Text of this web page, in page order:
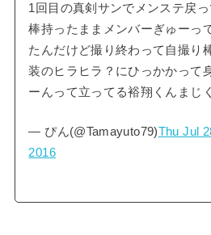
1回目の真剣サンでメンステ戻
棒持ったままメンバーぎゅーっ
たんだけど撮り終わって自撮り
装のヒラヒラ？にひっかかって
ーんって立ってる裕翔くんまじ
— ぴん(@Tamayuto79)Thu Jul
2016